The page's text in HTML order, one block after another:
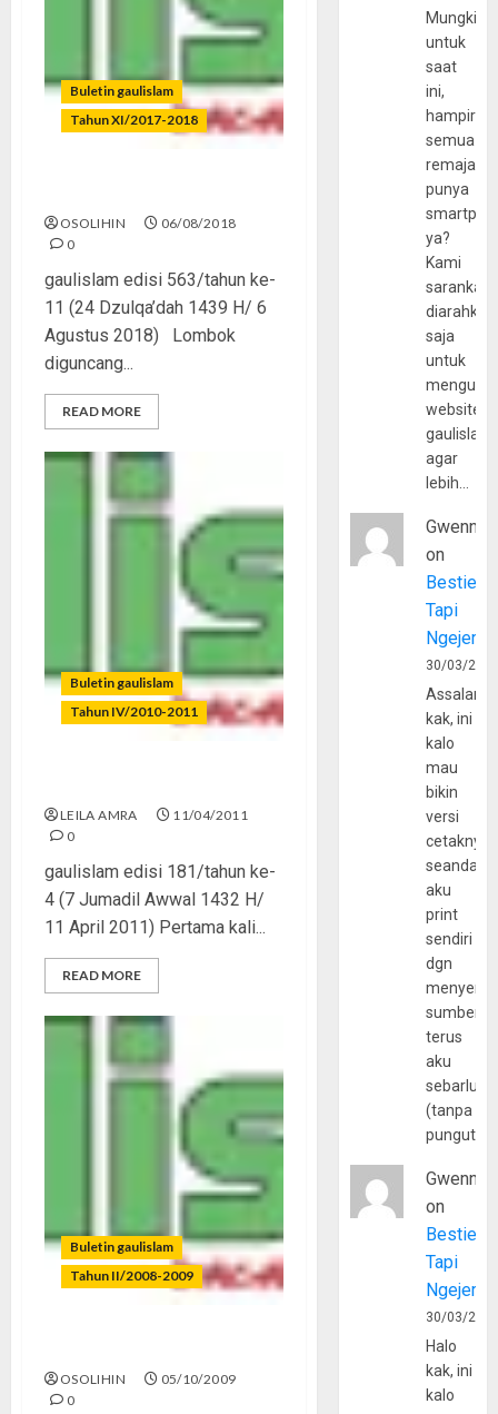
Buletin gaulislam
Tahun XI/2017-2018
OSOLIHIN
06/08/2018
0
gaulislam edisi 563/tahun ke-
11 (24 Dzulqa’dah 1439 H/ 6
Agustus 2018) Lombok
diguncang...
READ MORE
Buletin gaulislam
Tahun IV/2010-2011
LEILA AMRA
11/04/2011
0
gaulislam edisi 181/tahun ke-
4 (7 Jumadil Awwal 1432 H/
11 April 2011) Pertama kali...
READ MORE
Buletin gaulislam
Tahun II/2008-2009
OSOLIHIN
05/10/2009
0
Mungkin
untuk
saat
ini,
hampir
semua
remaja
punya
ya?
Kami
sarankan,
diarahkan
saja
untuk
website
agar
lebih…
Gwenny
on
Bestie
Tapi
30/03/
kak, ini
kalo
mau
bikin
versi
cetaknya
aku
print
sendiri
dgn
sumber
terus
aku
(tanpa
Gwenny
on
Bestie
Tapi
30/03/
Halo
kak, ini
kalo